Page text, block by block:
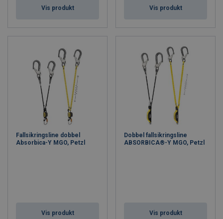
Vis produkt Vis produkt
Fallsikringsline dobbel
Absorbica-Y MGO, Petzl
Vis produkt
Dobbel fallsikringsline
ABSORBICA®-Y MGO, Petzl
Vis produkt